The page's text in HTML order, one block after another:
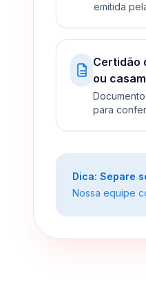
emitida
Certidão
ou
para
Dica: Separe
Nossa equipe